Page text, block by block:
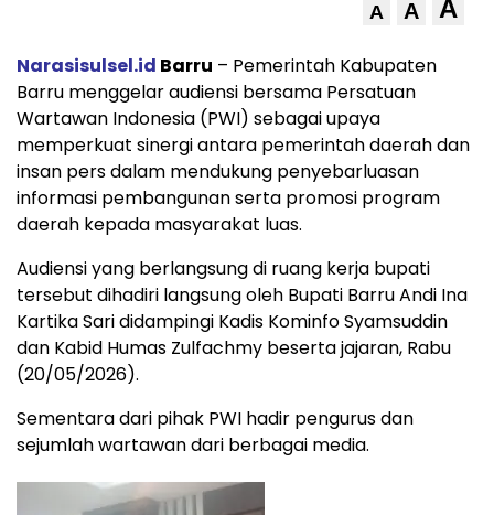
A A A
Narasisulsel.id Barru – Pemerintah Kabupaten
Barru menggelar audiensi bersama Persatuan
Wartawan Indonesia (PWI) sebagai upaya
memperkuat sinergi antara pemerintah daerah dan
insan pers dalam mendukung penyebarluasan
informasi pembangunan serta promosi program
daerah kepada masyarakat luas.
Audiensi yang berlangsung di ruang kerja bupati
tersebut dihadiri langsung oleh Bupati Barru Andi Ina
Kartika Sari didampingi Kadis Kominfo Syamsuddin
dan Kabid Humas Zulfachmy beserta jajaran, Rabu
(20/05/2026).
Sementara dari pihak PWI hadir pengurus dan
sejumlah wartawan dari berbagai media.